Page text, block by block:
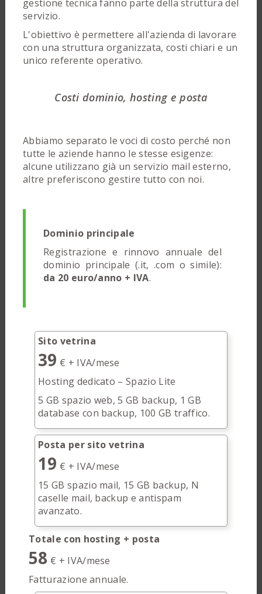
gestione tecnica fanno parte della struttura del
servizio.
L'obiettivo è permettere all'azienda di lavorare
con una struttura organizzata, costi chiari e un
unico referente operativo.
Costi dominio, hosting e posta
Abbiamo separato le voci di costo perché non
tutte le aziende hanno le stesse esigenze:
alcune utilizzano già un servizio mail esterno,
altre preferiscono gestire tutto con noi.
Dominio principale
Registrazione e rinnovo annuale del
dominio principale (.it, .com o simile):
da 20 euro/anno + IVA.
Sito vetrina
39 € + IVA/mese
Hosting dedicato – Spazio Lite
5 GB spazio web, 5 GB backup, 1 GB
database con backup, 100 GB traffico.
Posta per sito vetrina
19 € + IVA/mese
15 GB spazio mail, 15 GB backup, N
caselle mail, backup e antispam
avanzato.
Totale con hosting + posta
58 € + IVA/mese
Fatturazione annuale.